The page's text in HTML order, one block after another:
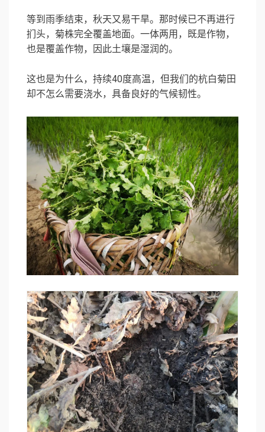
等到雨季结束，秋天又易干旱。那时候已不再进行
扪头，菊株完全覆盖地面。一体两用，既是作物，
也是覆盖作物，因此土壤是湿润的。
这也是为什么，持续40度高温，但我们的杭白菊田
却不怎么需要浇水，具备良好的气候韧性。